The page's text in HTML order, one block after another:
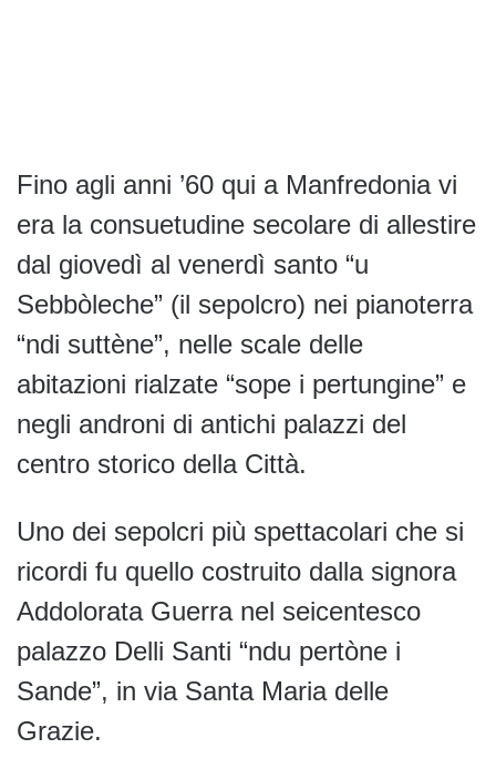
Fino agli anni ’60 qui a Manfredonia vi
era la consuetudine secolare di allestire
dal giovedì al venerdì santo “u
Sebbòleche” (il sepolcro) nei pianoterra
“ndi suttène”, nelle scale delle
abitazioni rialzate “sope i pertungine” e
negli androni di antichi palazzi del
centro storico della Città.
Uno dei sepolcri più spettacolari che si
ricordi fu quello costruito dalla signora
Addolorata Guerra nel seicentesco
palazzo Delli Santi “ndu pertòne i
Sande”, in via Santa Maria delle
Grazie.